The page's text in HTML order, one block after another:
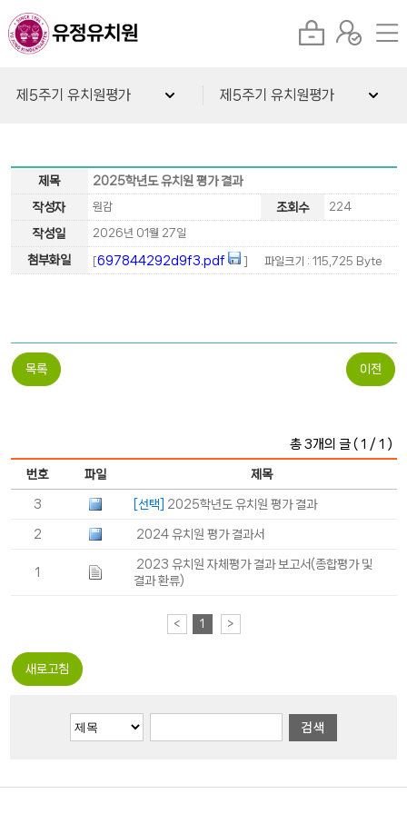
제5주기 유치원평가 제5주기 유치원평가
제목 2025학년도 유치원 평가 결과
작성자 원감 조회수 224
작성일 2026년 01월 27일
첨부화일 [697844292d9f3.pdf ] 파일크기 : 115,725 Byte
목록 이전
총 3개의 글 ( 1 / 1 )
번호 파일 제목
3 [선택] 2025학년도 유치원 평가 결과
2 2024 유치원 평가 결과서
1
2023 유치원 자체평가 결과 보고서(종합평가 및
결과 환류)
< 1 >
새로고침